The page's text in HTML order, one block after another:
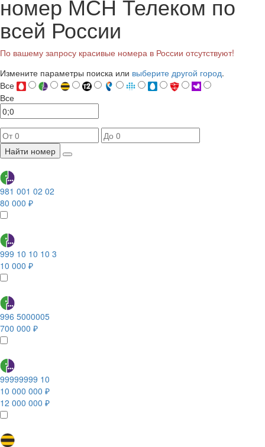
номер МСН Телеком по
всей России
По вашему запросу красивые номера в России отсутствуют!
Измените параметры поиска или выберите другой город.
Все
Все
Найти номер
981 001 02 02
80 000 ₽
999 10 10 10 3
10 000 ₽
996 5000005
700 000 ₽
99999999 10
10 000 000 ₽
12 000 000 ₽